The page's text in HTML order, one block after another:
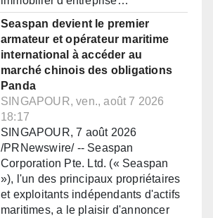
Seaspan devient le premier
armateur et opérateur maritime
international à accéder au
marché chinois des obligations
Panda
SINGAPOUR, ven., août 7 2026
18:17
SINGAPOUR, 7 août 2026
/PRNewswire/ -- Seaspan
Corporation Pte. Ltd. (« Seaspan
»), l'un des principaux propriétaires
et exploitants indépendants d'actifs
maritimes, a le plaisir d'annoncer